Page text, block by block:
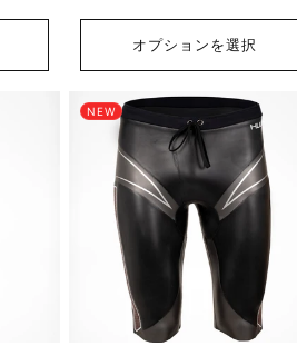
格
オプションを選択
NEW